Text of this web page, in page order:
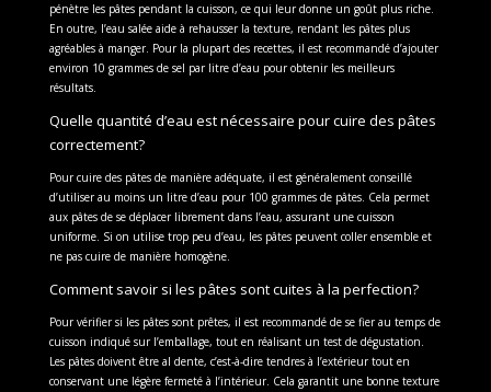
pénètre les pâtes pendant la cuisson, ce qui leur donne un goût plus riche.
En outre, l’eau salée aide à rehausser la texture, rendant les pâtes plus
agréables à manger. Pour la plupart des recettes, il est recommandé d’ajouter
environ 10 grammes de sel par litre d’eau pour obtenir les meilleurs
résultats.
Quelle quantité d’eau est nécessaire pour cuire des pâtes
correctement?
Pour cuire des pâtes de manière adéquate, il est généralement conseillé
d’utiliser au moins un litre d’eau pour 100 grammes de pâtes. Cela permet
aux pâtes de se déplacer librement dans l’eau, assurant une cuisson
uniforme. Si on utilise trop peu d’eau, les pâtes peuvent coller ensemble et
ne pas cuire de manière homogène.
Comment savoir si les pâtes sont cuites à la perfection?
Pour vérifier si les pâtes sont prêtes, il est recommandé de se fier au temps de
cuisson indiqué sur l’emballage, tout en réalisant un test de dégustation.
Les pâtes doivent être al dente, c’est-à-dire tendres à l’extérieur tout en
conservant une légère fermeté à l’intérieur. Cela garantit une bonne texture